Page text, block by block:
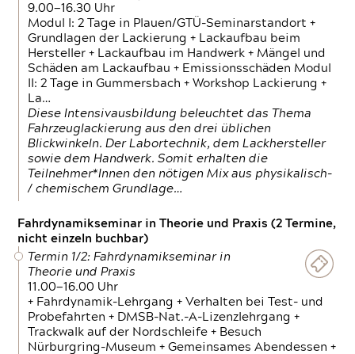
9.00—16.30 Uhr
Modul I: 2 Tage in Plauen/GTÜ-Seminarstandort +
Grundlagen der Lackierung + Lackaufbau beim
Hersteller + Lackaufbau im Handwerk + Mängel und
Schäden am Lackaufbau + Emissionsschäden Modul
II: 2 Tage in Gummersbach + Workshop Lackierung +
La…
Diese Intensivausbildung beleuchtet das Thema
Fahrzeuglackierung aus den drei üblichen
Blickwinkeln. Der Labortechnik, dem Lackhersteller
sowie dem Handwerk. Somit erhalten die
Teilnehmer*Innen den nötigen Mix aus physikalisch-
/ chemischem Grundlage…
Fahrdynamikseminar in Theorie und Praxis (2 Termine,
nicht einzeln buchbar)
Termin 1/2: Fahrdynamikseminar in
Theorie und Praxis
11.00—16.00 Uhr
+ Fahrdynamik-Lehrgang + Verhalten bei Test- und
Probefahrten + DMSB-Nat.-A-Lizenzlehrgang +
Trackwalk auf der Nordschleife + Besuch
Nürburgring-Museum + Gemeinsames Abendessen +